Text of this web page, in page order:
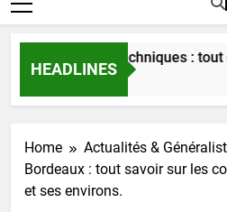
HEADLINES
en 60 fiches techniques : tout ce
Home
Actualités &
Bordeaux : tout savoir sur les
et ses environs.